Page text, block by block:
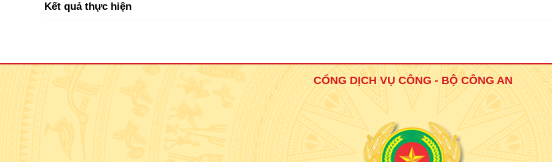
Kết quả thực hiện
CỔNG DỊCH VỤ CÔNG - BỘ CÔNG AN